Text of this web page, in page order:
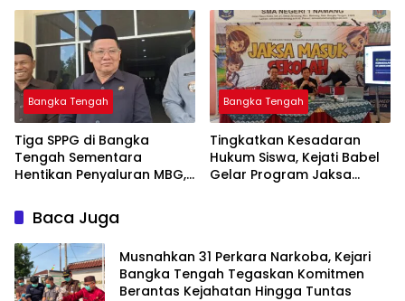
Dana Banper Belum Cair
Bangka Tengah
‎Tiga SPPG di Bangka
Tengah Sementara
Hentikan Penyaluran MBG,
Bangka Tengah
Tingkatkan Kesadaran
Hukum Siswa, Kejati Babel
Gelar Program Jaksa
Baca Juga
Musnahkan 31 Perkara Narkoba, Kejari
Bangka Tengah Tegaskan Komitmen
Berantas Kejahatan Hingga Tuntas